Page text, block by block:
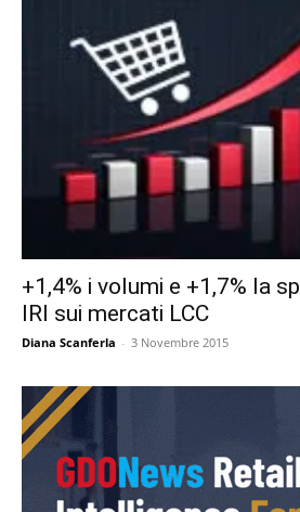
+1,4% i volumi e +1,7% la
IRI sui mercati LCC
Diana Scanferla - 3 Novembre 2015